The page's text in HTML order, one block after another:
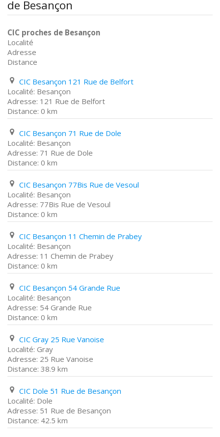
de Besançon
CIC proches de Besançon
Localité
Adresse
Distance
CIC Besançon 121 Rue de Belfort
Besançon
121 Rue de Belfort
0 km
CIC Besançon 71 Rue de Dole
Besançon
71 Rue de Dole
0 km
CIC Besançon 77Bis Rue de Vesoul
Besançon
77Bis Rue de Vesoul
0 km
CIC Besançon 11 Chemin de Prabey
Besançon
11 Chemin de Prabey
0 km
CIC Besançon 54 Grande Rue
Besançon
54 Grande Rue
0 km
CIC Gray 25 Rue Vanoise
Gray
25 Rue Vanoise
38.9 km
CIC Dole 51 Rue de Besançon
Dole
51 Rue de Besançon
42.5 km